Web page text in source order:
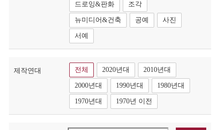
드로잉&판화 조각
뉴미디어&건축 공예 사진
서예
제작연대 전체 2020년대 2010년대
2000년대 1990년대 1980년대
1970년대 1970년 이전